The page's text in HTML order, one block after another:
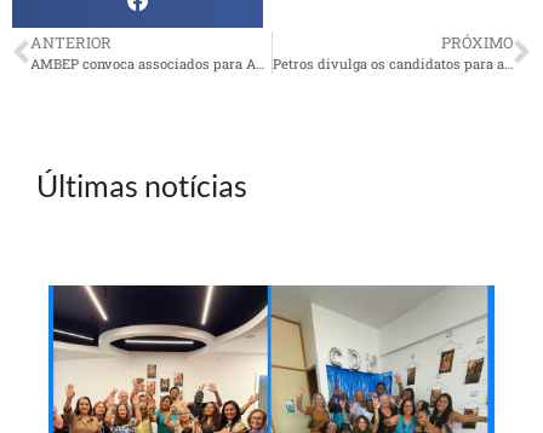
ANTERIOR
AMBEP convoca associados para Assembleia Geral Extraordinária
PRÓXIMO
Petros divulga os candidatos para as eleições dos conselhos Deliberativo e Fiscal
Últimas notícias